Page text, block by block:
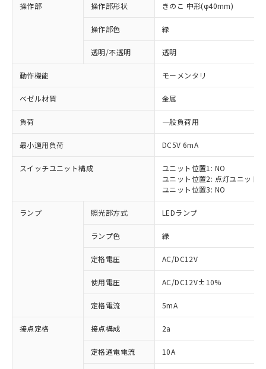
操作部 操作部形状 きのこ 中形(φ40mm)
操作部色 緑
透明/不透明 透明
動作機能 モーメンタリ
ベゼル材質 金属
負荷 一般負荷用
最小適用負荷 DC5V 6mA
スイッチユニット構成
ユニット位置1: NO
ユニット位置2: 点灯ユニット
ユニット位置3: NO
ランプ 照光部方式 LEDランプ
ランプ色 緑
定格電圧 AC/DC12V
使用電圧 AC/DC12V±10%
定格電流 5mA
接点定格 接点構成 2a
定格通電電流 10A
ご利用条件
※1 対応状況
対応済み：EU RoHS指令（10物質）の
非含有に対応した製品が提供可能な商品で
す。
対応予定：EU RoHS指令（10物質）の非含
有に対応した製品に切り替える予定のある